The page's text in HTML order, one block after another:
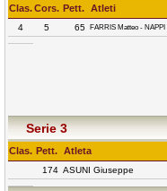
Clas.Cors. Pett. Atleti
4 5 65 FARRIS Matteo -
Serie 3
Clas. Pett. Atleta
174 ASUNI Giuseppe